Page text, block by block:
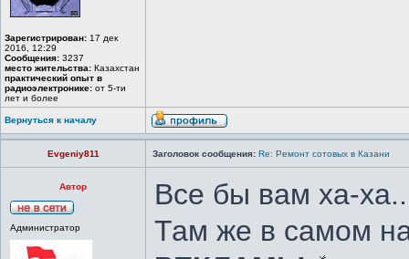
Зарегистрирован: 17 дек
2016, 12:29
Сообщения: 3237
место жительства: Казахстан
практический опыт в
радиоэлектронике: от 5-ти
лет и более
Вернуться к началу
Evgeniy811 Заголовок сообщения: Re: Ремонт сотовых в Казани
Автор
Администратор
Все бы вам ха-
Там же в самом